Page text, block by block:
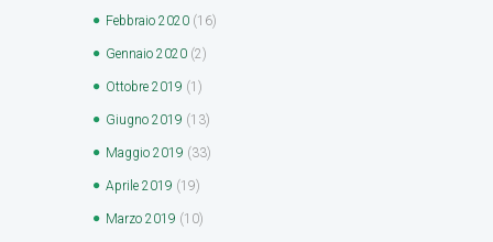
Febbraio 2020 (16)
Gennaio 2020 (2)
Ottobre 2019 (1)
Giugno 2019 (13)
Maggio 2019 (33)
Aprile 2019 (19)
Marzo 2019 (10)